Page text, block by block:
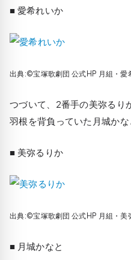
■ 愛希れいか
出典:©宝塚歌劇団 公式HP 月組・愛
つづいて、2番手の美弥るり
羽根を背負っていた月城かな
■ 美弥るりか
出典:©宝塚歌劇団 公式HP 月組・美
■ 月城かなと